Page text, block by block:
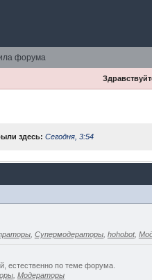
форума
здесь: Сегодня, 3:54
, Супермодераторы, hohobot,
естественно по теме форума.
, Модераторы